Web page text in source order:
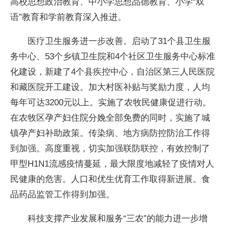
语”教育和学前教育深入推进。
医疗卫生服务进一步改善。启动了31个县卫生服
务中心、53个乡镇卫生院和4个社区卫生服务中心标准
化建设，新建了4个县疾控中心，自治区第三人民医院
和藏医院开工建设。加大村医补贴与奖励力度，人均
每年可达3200元以上。实施了农牧民健康促进行动。
在农牧区孕产妇住院分娩全部免费的同时，实施了城
镇孕产妇补助政策。传染病、地方病防控防治工作得
到加强。高度重视，切实加强联防联控，有效控制了
甲型H1N1流感疫情蔓延，最大限度地减轻了疫情对人
民健康的危害。人口和优生优育工作取得新进展。食
品药品监管工作得到加强。
科技支撑产业发展和服务“三农”的能力进一步增